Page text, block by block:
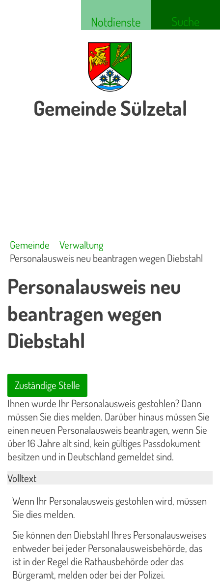
Notdienste Suche
Gemeinde Sülzetal
Gemeinde
Verwaltung
Personalausweis neu beantragen wegen Diebstahl
Personalausweis neu
beantragen wegen
Diebstahl
Zuständige Stelle
Ihnen wurde Ihr Personalausweis gestohlen? Dann
müssen Sie dies melden. Darüber hinaus müssen Sie
einen neuen Personalausweis beantragen, wenn Sie
über 16 Jahre alt sind, kein gültiges Passdokument
besitzen und in Deutschland gemeldet sind.
Volltext
Wenn Ihr Personalausweis gestohlen wird, müssen
Sie dies melden.
Sie können den Diebstahl Ihres Personalausweises
entweder bei jeder Personalausweisbehörde, das
ist in der Regel die Rathausbehörde oder das
Bürgeramt, melden oder bei der Polizei.